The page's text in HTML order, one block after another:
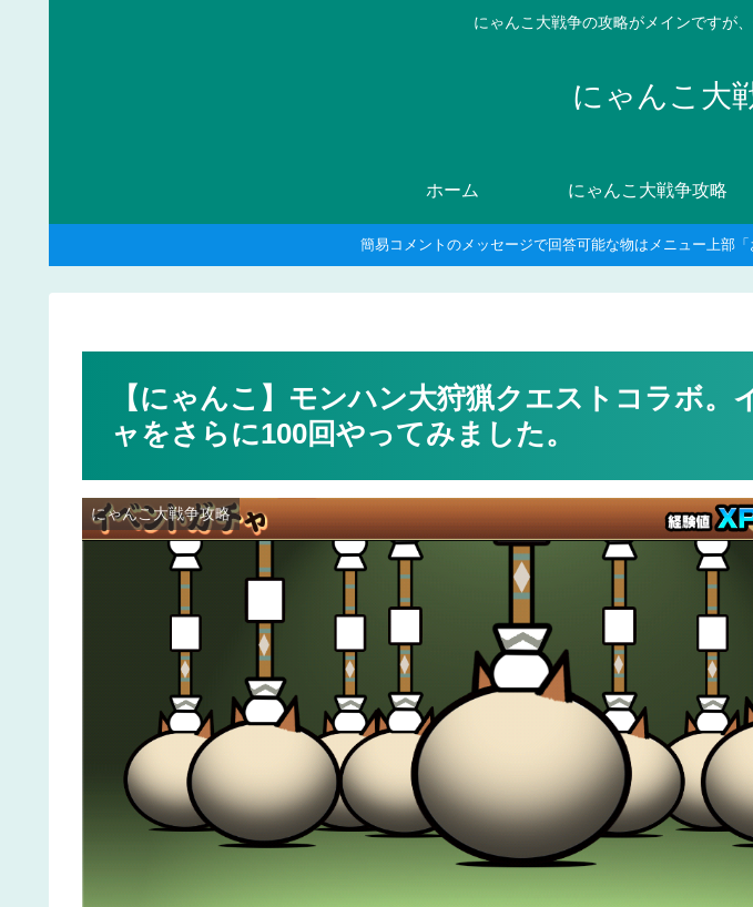
にゃんこ大戦争の攻略がメインですが
にゃんこ大
ホーム にゃんこ大戦争攻略
簡易コメントのメッセージで回答可能な物はメニュー上部
【にゃんこ】モンハン大狩猟クエストコラボ。
ャをさらに100回やってみました。
にゃんこ大戦争攻略